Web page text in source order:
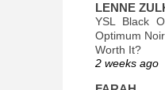
LENNE
YSL Black
Optimum
Worth It?
2 weeks ago